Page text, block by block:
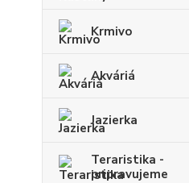
Krmivo
Akváriá
Jazierka
Teraristika -
pripravujeme